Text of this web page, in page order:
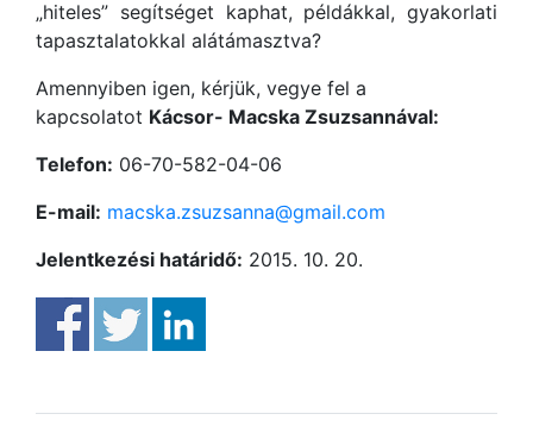
„hiteles” segítséget kaphat, példákkal, gyakorlati
tapasztalatokkal alátámasztva?
Amennyiben igen, kérjük, vegye fel a
kapcsolatot Kácsor- Macska Zsuzsannával:
Telefon: 06-70-582-04-06
E-mail: macska.zsuzsanna@gmail.com
Jelentkezési határidő: 2015. 10. 20.